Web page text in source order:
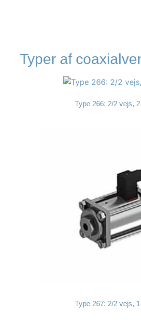
Typer af
Type 266: 2/2 vejs,
Type 267: 2/2 vejs,